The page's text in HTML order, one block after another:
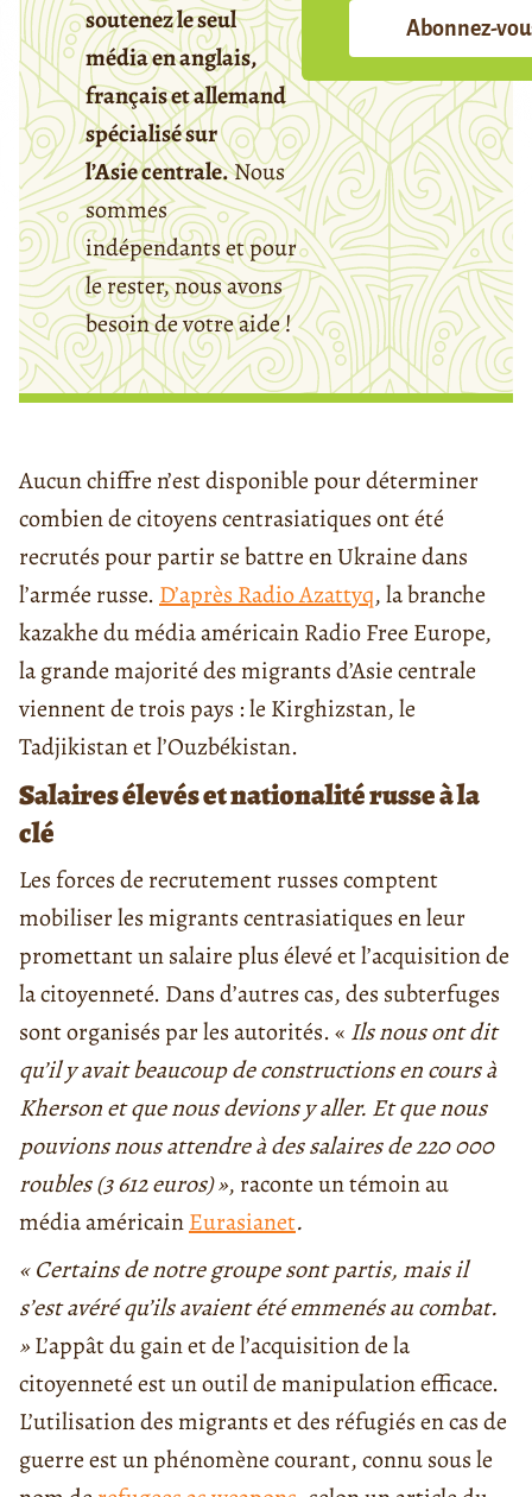
soutenez le seul
média en anglais,
français et allemand
spécialisé sur
l’Asie centrale.Nous
sommes
indépendants et pour
le rester, nous avons
besoin de votre aide !
Abonnez-
Aucun chiffre n’est disponible pour déterminer
combien de citoyens centrasiatiques ont été
recrutés pour partir se battre en Ukraine dans
l’armée russe. D’après Radio Azattyq, la branche
kazakhe du média américain Radio Free Europe,
la grande majorité des migrants d’Asie centrale
viennent de trois pays : le Kirghizstan, le
Tadjikistan et l’Ouzbékistan.
Salaires élevés et nationalité russe à la
clé
Les forces de recrutement russes comptent
mobiliser les migrants centrasiatiques en leur
promettant un salaire plus élevé et l’acquisition de
la citoyenneté. Dans d’autres cas, des subterfuges
sont organisés par les autorités. « Ils nous ont dit
qu’il y avait beaucoup de constructions en cours à
Kherson et que nous devions y aller. Et que nous
pouvions nous attendre à des salaires de 220 000
roubles (3 612 euros) », raconte un témoin au
média américainEurasianet.
« Certains de notre groupe sont partis, mais il
s’est avéré qu’ils avaient été emmenés au combat.
»L’appât du gain et de l’acquisition de la
citoyenneté est un outil de manipulation efficace.
L’utilisation des migrants et des réfugiés en cas de
guerre est un phénomène courant, connu sous le